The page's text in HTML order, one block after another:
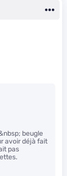
beugle
avoir déjà fait
pas